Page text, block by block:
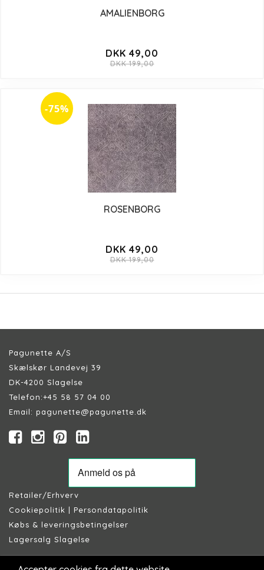
AMALIENBORG
DKK 49,00
DKK 199,00
-75%
ROSENBORG
DKK 49,00
DKK 199,00
Pagunette A/S
Skælskør Landevej 39
DK-4200 Slagelse
Telefon:+45 58 57 04 00
Email: pagunette@pagunette.dk
Retailer/Erhverv
Cookiepolitik | Persondatapolitik
Købs & leveringsbetingelser
Lagersalg Slagelse